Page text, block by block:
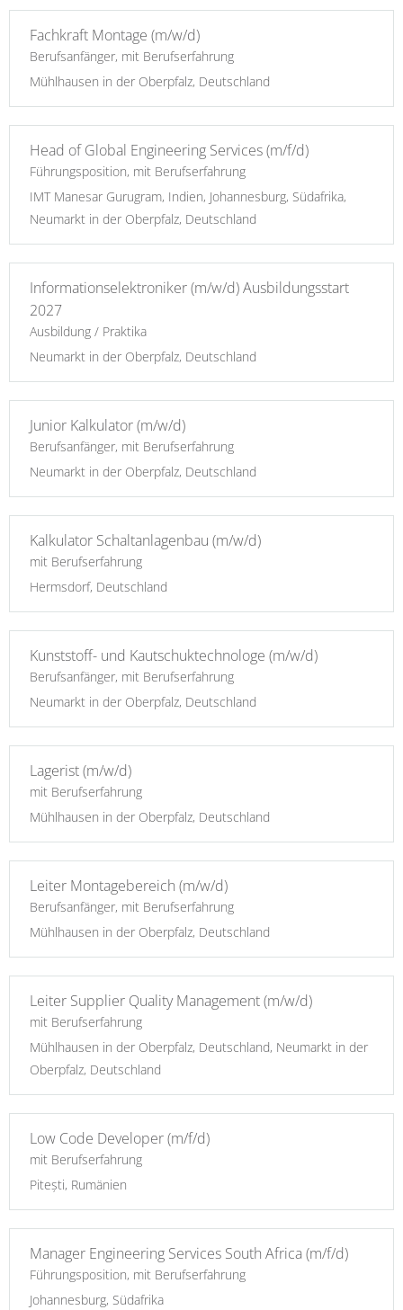
Fachkraft Montage (m/w/d)
Berufsanfänger, mit Berufserfahrung
Mühlhausen in der Oberpfalz, Deutschland
Head of Global Engineering Services (m/f/d)
Führungsposition, mit Berufserfahrung
IMT Manesar Gurugram, Indien, Johannesburg, Südafrika,
Neumarkt in der Oberpfalz, Deutschland
Informationselektroniker (m/w/d) Ausbildungsstart
2027
Ausbildung / Praktika
Neumarkt in der Oberpfalz, Deutschland
Junior Kalkulator (m/w/d)
Berufsanfänger, mit Berufserfahrung
Neumarkt in der Oberpfalz, Deutschland
Kalkulator Schaltanlagenbau (m/w/d)
mit Berufserfahrung
Hermsdorf, Deutschland
Kunststoff- und Kautschuktechnologe (m/w/d)
Berufsanfänger, mit Berufserfahrung
Neumarkt in der Oberpfalz, Deutschland
Lagerist (m/w/d)
mit Berufserfahrung
Mühlhausen in der Oberpfalz, Deutschland
Leiter Montagebereich (m/w/d)
Berufsanfänger, mit Berufserfahrung
Mühlhausen in der Oberpfalz, Deutschland
Leiter Supplier Quality Management (m/w/d)
mit Berufserfahrung
Mühlhausen in der Oberpfalz, Deutschland, Neumarkt in der
Oberpfalz, Deutschland
Low Code Developer (m/f/d)
mit Berufserfahrung
Pitești, Rumänien
Manager Engineering Services South Africa (m/f/d)
Führungsposition, mit Berufserfahrung
Johannesburg, Südafrika